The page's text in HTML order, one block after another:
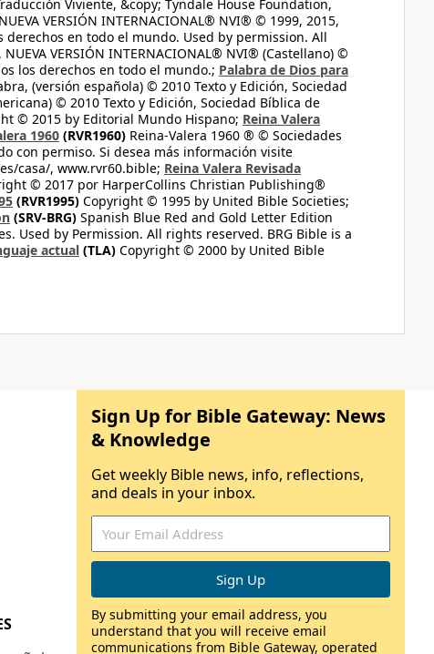
Viviente, &copy; Tyndale House Foundation,
VERSIÓN INTERNACIONAL® NVI® © 1999, 2015,
en todo el mundo. Used by permission. All
VERSIÓN INTERNACIONAL® NVI® (Castellano) ©
los derechos en todo el mundo.; Palabra de Dios para
(versión española) © 2010 Texto y Edición, Sociedad
© 2010 Texto y Edición, Sociedad Bíblica de
© 2015 by Editorial Mundo Hispano; Reina Valera
1960 (RVR1960) Reina-Valera 1960 ® © Sociedades
con permiso. Si desea más información visite
casa/, www.rvr60.bible; Reina Valera Revisada
© 2017 por HarperCollins Christian Publishing®
(RVR1995) Copyright © 1995 by United Bible Societies;
(SRV-BRG) Spanish Blue Red and Gold Letter Edition
Used by Permission. All rights reserved. BRG Bible is a
actual (TLA) Copyright © 2000 by United Bible
Sign Up for Bible Gateway: News
& Knowledge
Get weekly Bible news, info, reflections,
and deals in your inbox.
By submitting your email address, you
understand that you will receive email
communications from Bible Gateway, operated